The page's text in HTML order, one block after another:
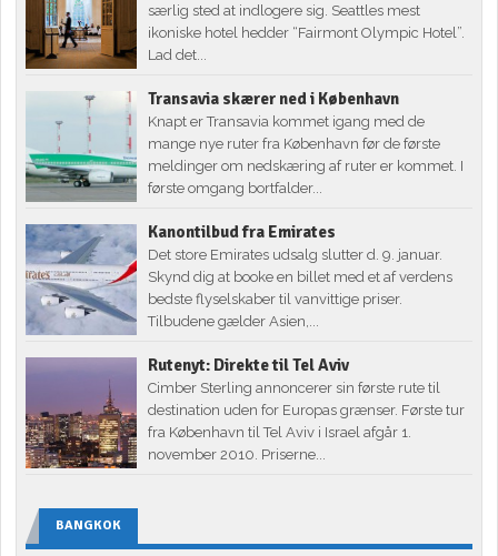
særlig sted at indlogere sig. Seattles mest
ikoniske hotel hedder “Fairmont Olympic Hotel”.
Lad det...
Transavia skærer ned i København
Knapt er Transavia kommet igang med de
mange nye ruter fra København før de første
meldinger om nedskæring af ruter er kommet. I
første omgang bortfalder...
Kanontilbud fra Emirates
Det store Emirates udsalg slutter d. 9. januar.
Skynd dig at booke en billet med et af verdens
bedste flyselskaber til vanvittige priser.
Tilbudene gælder Asien,...
Rutenyt: Direkte til Tel Aviv
Cimber Sterling annoncerer sin første rute til
destination uden for Europas grænser. Første tur
fra København til Tel Aviv i Israel afgår 1.
november 2010. Priserne...
BANGKOK